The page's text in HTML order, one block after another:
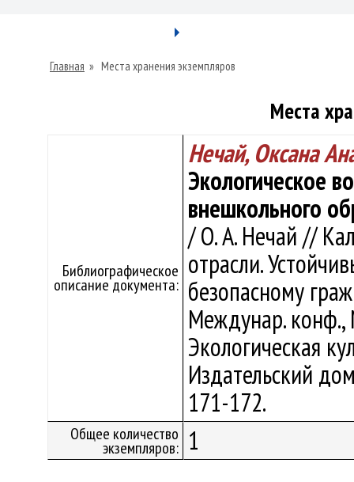
Главная » Места хранения экземпляров
Места
Библиографическое
описание документа:
Нечай, Оксана
Экологическое
внешкольного
/ О. А. Нечай //
отрасли.
безопасному
Междунар. конф.,
Экологическая
Издательский
171-172.
Общее количество
экземпляров: 1